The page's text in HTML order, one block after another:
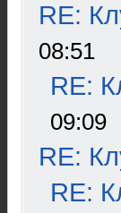
RE:
08:51
RE:
09:09
RE:
RE: